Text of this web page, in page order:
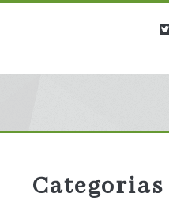
Sidebar
Categorias